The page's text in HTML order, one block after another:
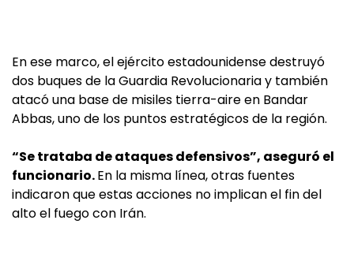
En ese marco, el ejército estadounidense destruyó
dos buques de la Guardia Revolucionaria y también
atacó una base de misiles tierra-aire en Bandar
Abbas, uno de los puntos estratégicos de la región.
“Se trataba de ataques defensivos”, aseguró el
funcionario.En la misma línea, otras fuentes
indicaron que estas acciones no implican el fin del
alto el fuego con Irán.